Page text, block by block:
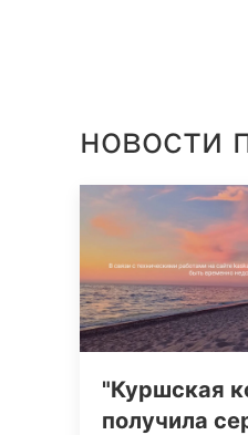
новости
"Куршская
получила